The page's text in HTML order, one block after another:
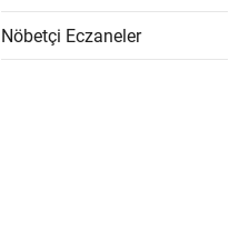
Nöbetçi Eczaneler